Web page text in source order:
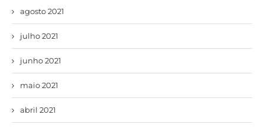
agosto 2021
julho 2021
junho 2021
maio 2021
abril 2021